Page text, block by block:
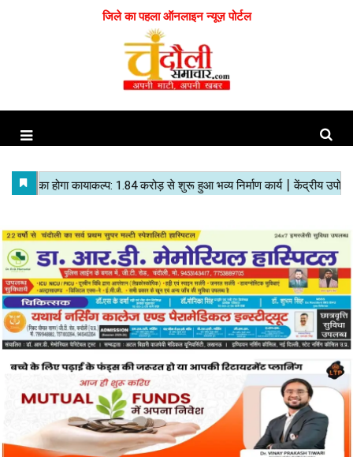
जिले का पहला ऑनलाइन न्यूज़ पोर्टल